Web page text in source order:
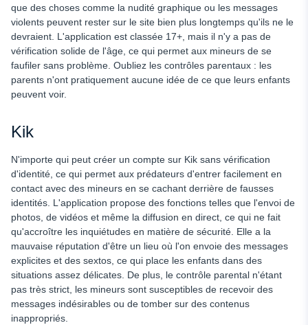
que des choses comme la nudité graphique ou les messages
violents peuvent rester sur le site bien plus longtemps qu'ils ne le
devraient. L'application est classée 17+, mais il n'y a pas de
vérification solide de l'âge, ce qui permet aux mineurs de se
faufiler sans problème. Oubliez les contrôles parentaux : les
parents n'ont pratiquement aucune idée de ce que leurs enfants
peuvent voir.
Kik
N'importe qui peut créer un compte sur Kik sans vérification
d'identité, ce qui permet aux prédateurs d'entrer facilement en
contact avec des mineurs en se cachant derrière de fausses
identités. L'application propose des fonctions telles que l'envoi de
photos, de vidéos et même la diffusion en direct, ce qui ne fait
qu'accroître les inquiétudes en matière de sécurité. Elle a la
mauvaise réputation d'être un lieu où l'on envoie des messages
explicites et des sextos, ce qui place les enfants dans des
situations assez délicates. De plus, le contrôle parental n'étant
pas très strict, les mineurs sont susceptibles de recevoir des
messages indésirables ou de tomber sur des contenus
inappropriés.